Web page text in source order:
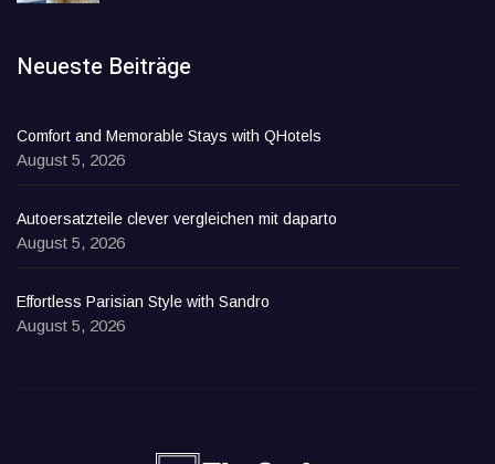
Neueste Beiträge
Comfort and Memorable Stays with QHotels
August 5, 2026
Autoersatzteile clever vergleichen mit daparto
August 5, 2026
Effortless Parisian Style with Sandro
August 5, 2026